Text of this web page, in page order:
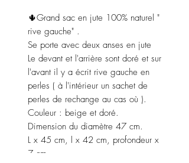
🌵Grand sac en jute 100% naturel "
rive gauche" .
Se porte avec deux anses en jute
Le devant et l'arrière sont doré et sur
l'avant il y a écrit rive gauche en
perles ( à l'intérieur un sachet de
perles de rechange au cas où ).
Couleur : beige et doré.
Dimension du diamètre 47 cm.
L x 45 cm, l x 42 cm, profondeur x
7 cm.